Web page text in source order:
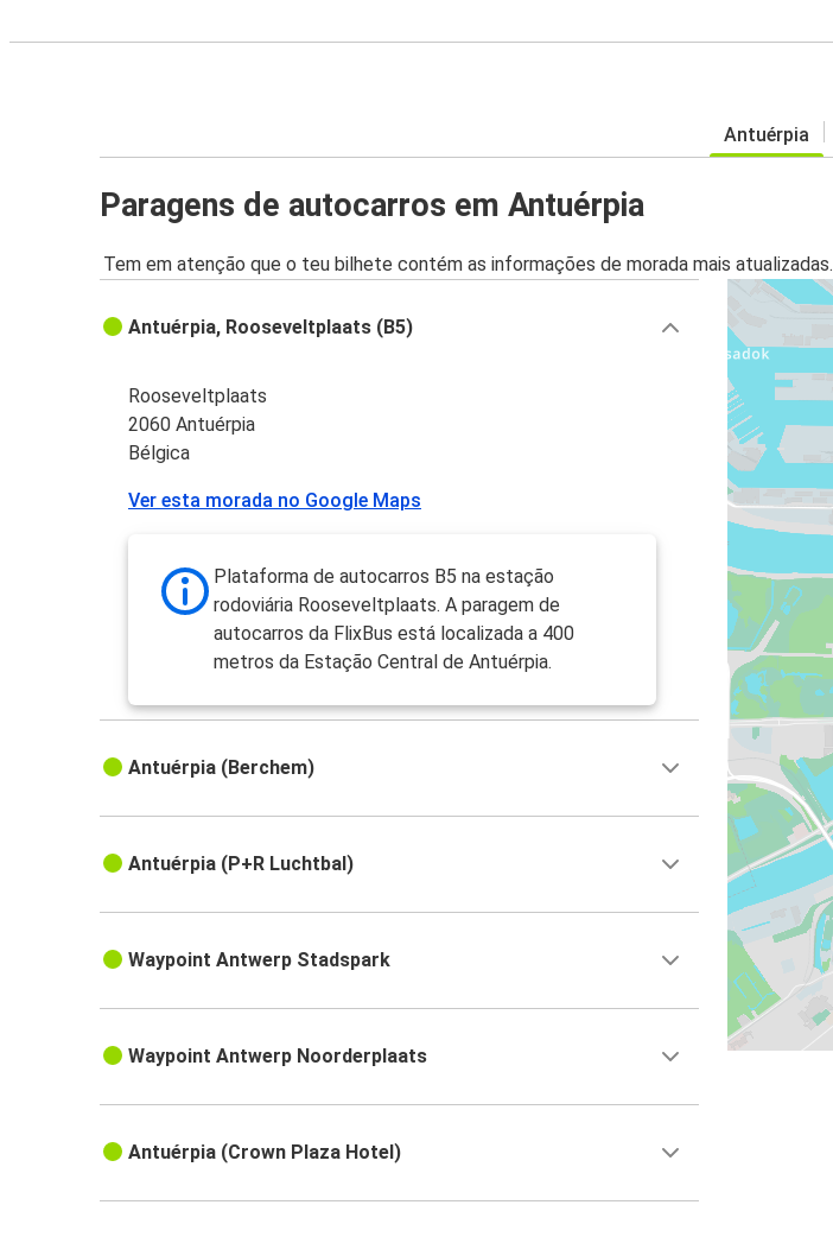
Antuérpia
Paragens de autocarros em Antuérpia
Tem em atenção que o teu bilhete contém as informações de morada mais atualizadas.
Antuérpia, Rooseveltplaats (B5)
Rooseveltplaats
2060 Antuérpia
Bélgica
Ver esta morada no Google Maps
Plataforma de autocarros B5 na estação
rodoviária Rooseveltplaats. A paragem de
autocarros da FlixBus está localizada a 400
metros da Estação Central de Antuérpia.
Antuérpia (Berchem)
Antuérpia (P+R Luchtbal)
Waypoint Antwerp Stadspark
Waypoint Antwerp Noorderplaats
Antuérpia (Crown Plaza Hotel)